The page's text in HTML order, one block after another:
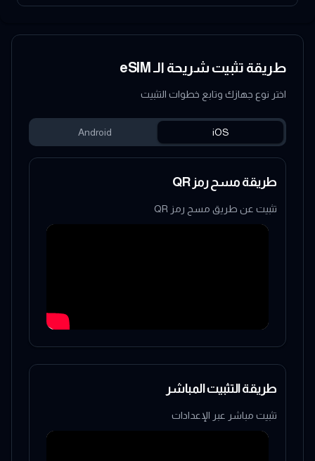
طريقة تثبيت شريحة الـ eSIM
اختر نوع جهازك وتابع خطوات التثبيت
iOS
Android
طريقة مسح رمز QR
تثبيت عن طريق مسح رمز QR
طريقة التثبيت المباشر
تثبيت مباشر عبر الإعدادات